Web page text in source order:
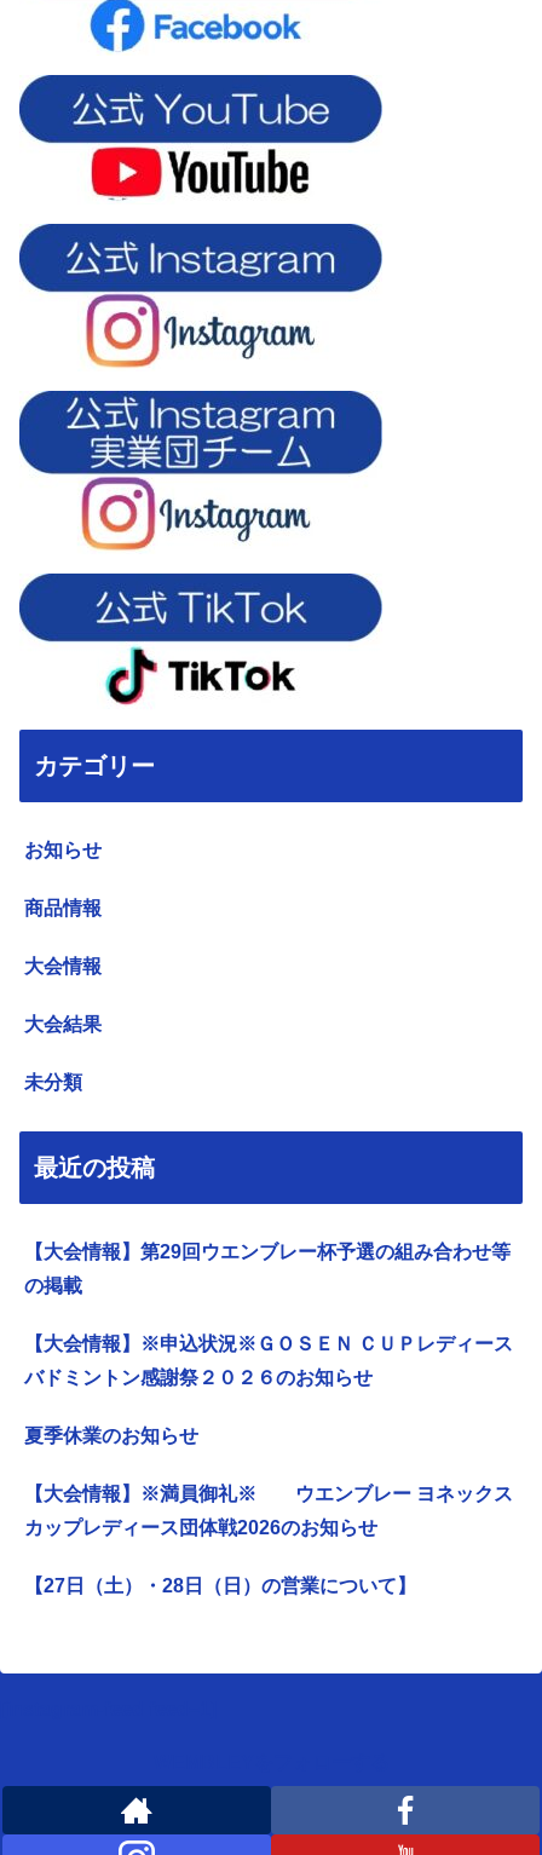
カテゴリー
お知らせ
商品情報
大会情報
大会結果
未分類
最近の投稿
【大会情報】第29回ウエンブレー杯予選の組み合わせ等
の掲載
【大会情報】※申込状況※ＧＯＳＥＮ ＣＵＰレディース
バドミントン感謝祭２０２６のお知らせ
夏季休業のお知らせ
【大会情報】※満員御礼※ ウエンブレー ヨネックス
カップレディース団体戦2026のお知らせ
【27日（土）・28日（日）の営業について】